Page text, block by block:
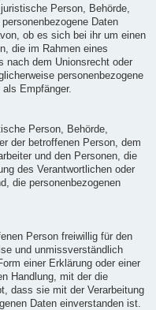
Person, Behörde,
Daten
ob es sich bei ihr um einen
die im Rahmen eines
nach dem Unionsrecht oder
personenbezogene
Empfänger.
Person, Behörde,
der betroffenen Person, dem
und den Personen, die
des Verantwortlichen oder
die personenbezogenen
Person freiwillig für den
und unmissverständlich
einer Erklärung oder einer
Handlung, mit der die
dass sie mit der Verarbeitung
Daten einverstanden ist.